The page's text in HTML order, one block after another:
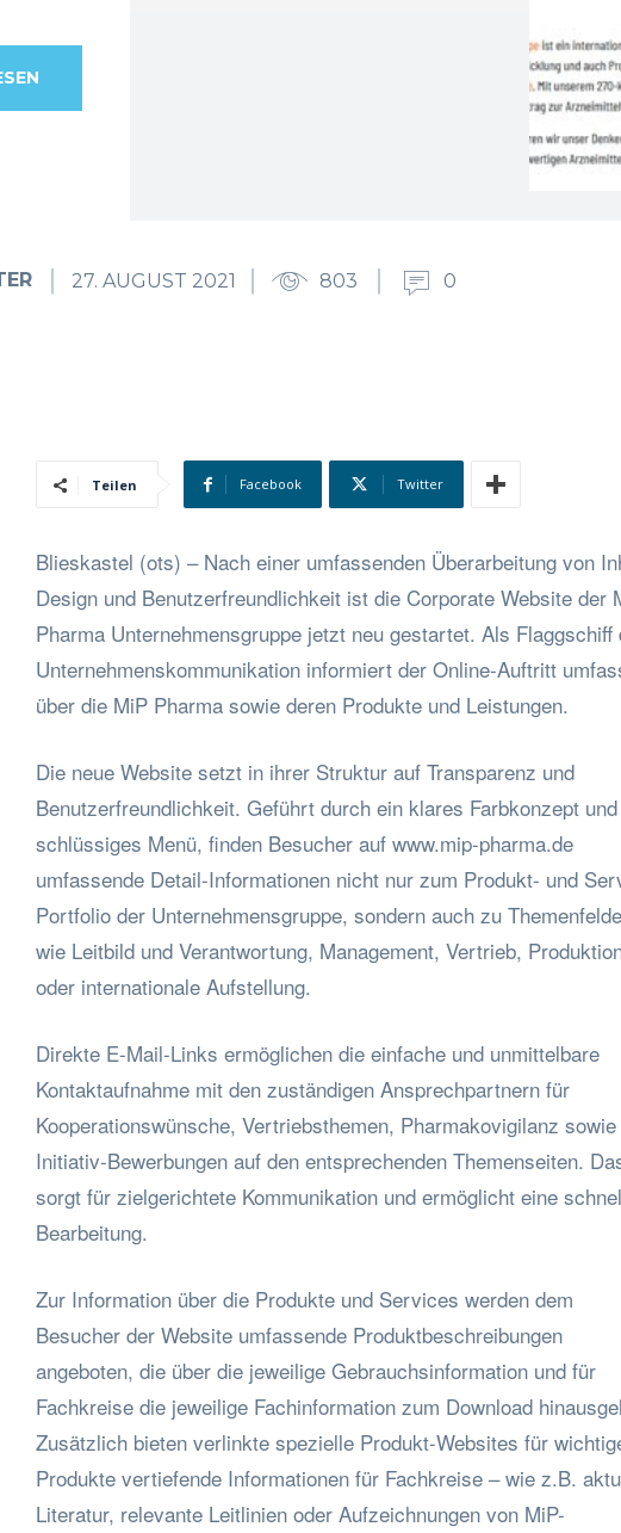
27. AUGUST 2021 803 0
Teilen Facebook Twitter
Blieskastel (ots) – Nach einer umfassenden Überarbeitung von
Design und Benutzerfreundlichkeit ist die Corporate Website der
Pharma Unternehmensgruppe jetzt neu gestartet. Als Flaggschiff
Unternehmenskommunikation informiert der Online-Auftritt
über die MiP Pharma sowie deren Produkte und Leistungen.
Die neue Website setzt in ihrer Struktur auf Transparenz und
Benutzerfreundlichkeit. Geführt durch ein klares Farbkonzept
schlüssiges Menü, finden Besucher auf www.mip-pharma.de
umfassende Detail-Informationen nicht nur zum Produkt- und
Portfolio der Unternehmensgruppe, sondern auch zu
wie Leitbild und Verantwortung, Management, Vertrieb,
oder internationale Aufstellung.
Direkte E-Mail-Links ermöglichen die einfache und unmittelbare
Kontaktaufnahme mit den zuständigen Ansprechpartnern für
Kooperationswünsche, Vertriebsthemen, Pharmakovigilanz
Initiativ-Bewerbungen auf den entsprechenden Themenseiten.
sorgt für zielgerichtete Kommunikation und ermöglicht eine
Bearbeitung.
Zur Information über die Produkte und Services werden dem
Besucher der Website umfassende Produktbeschreibungen
angeboten, die über die jeweilige Gebrauchsinformation und für
Fachkreise die jeweilige Fachinformation zum Download
Zusätzlich bieten verlinkte spezielle Produkt-Websites für
Produkte vertiefende Informationen für Fachkreise – wie z.B.
Literatur, relevante Leitlinien oder Aufzeichnungen von MiP-